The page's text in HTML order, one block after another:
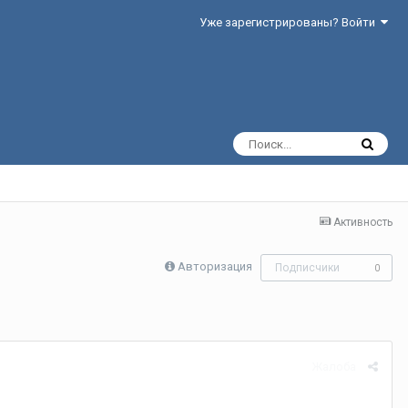
Уже зарегистрированы? Войти
Активность
Авторизация Подписчики 0